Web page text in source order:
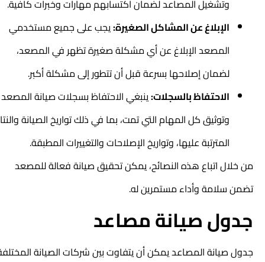
وتشغيل المصاعد لضمان اكتسابهم مهارات وخبرات كافية.
الإبلاغ عن المشاكل الصغيرة:يجب على جميع مستخدمي
المصعد الإبلاغ عن أي مشكلة صغيرة تظهر في المصعد،
لضمان إصلاحها بسرعة قبل أن تتطور إلى مشكلة أكبر.
الاحتفاظ بالسجلات:ينبغي الاحتفاظ بسجلات صيانة المصعد
وتوثيق كل المهام التي تمت، بما في ذلك تواريخ الصيانة والنتائج
المترتبة عليها، وتواريخ الإصلاحات والتغييرات المطبقة.
من خلال اتباع هذه النصائح، يمكن تحقيق صيانة فعالة للمصعد
تضمن سلامة وأداء مستمرين له.
جدول صيانة مصاعد
جدول صيانة المصاعد يمكن أن يتفاوت بين شركات الصيانة المختلفة،